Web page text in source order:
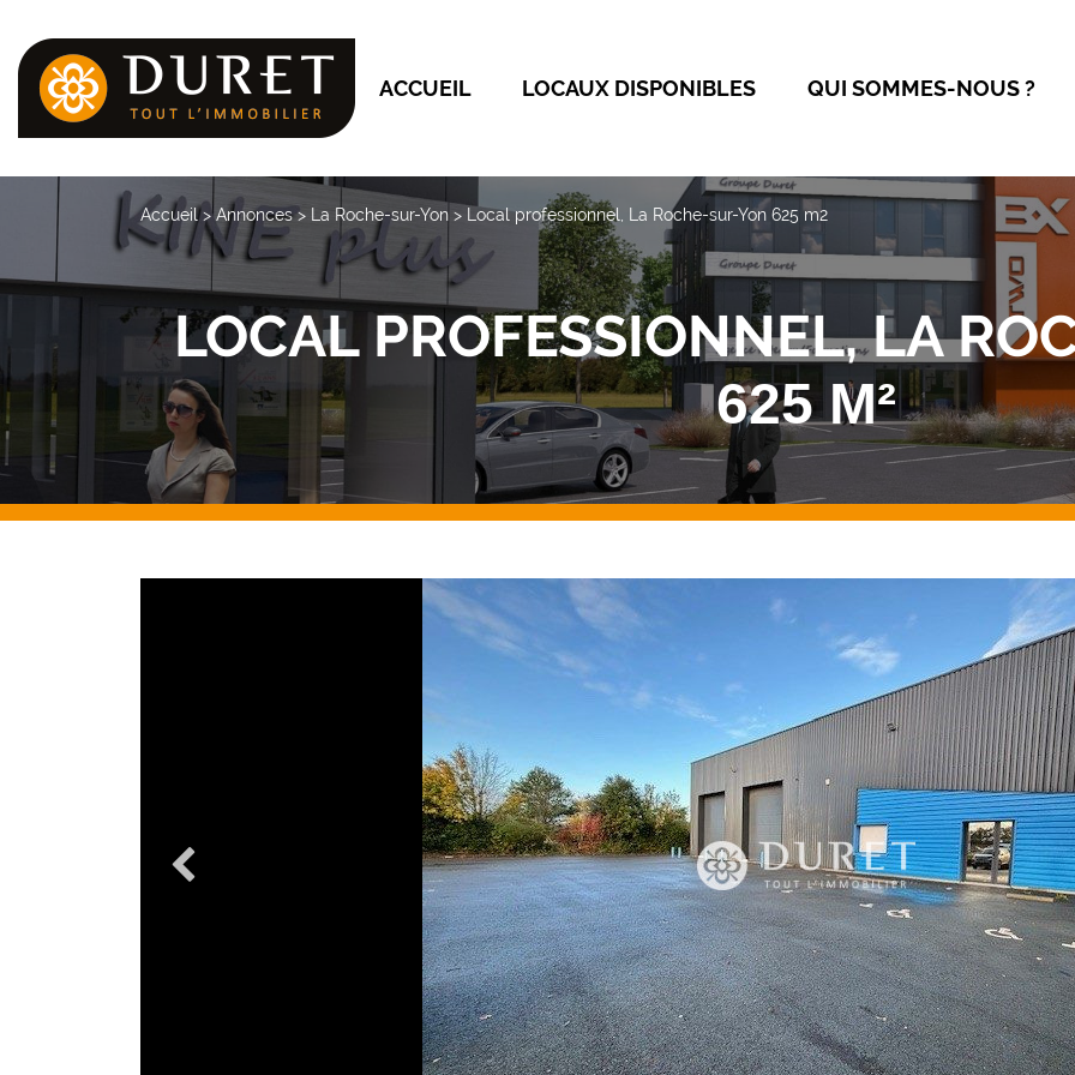
ACCUEIL LOCAUX DISPONIBLES QUI SOMMES-NOUS ?
Accueil>Annonces> La Roche-sur-Yon > Local professionnel, La Roche-sur-Yon 625 m2
LOCAL PROFESSIONNEL, LA
625 M²